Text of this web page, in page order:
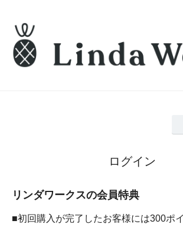
ログイン
リンダワークスの会員特典
■初回購入が完了したお客様には300ポ